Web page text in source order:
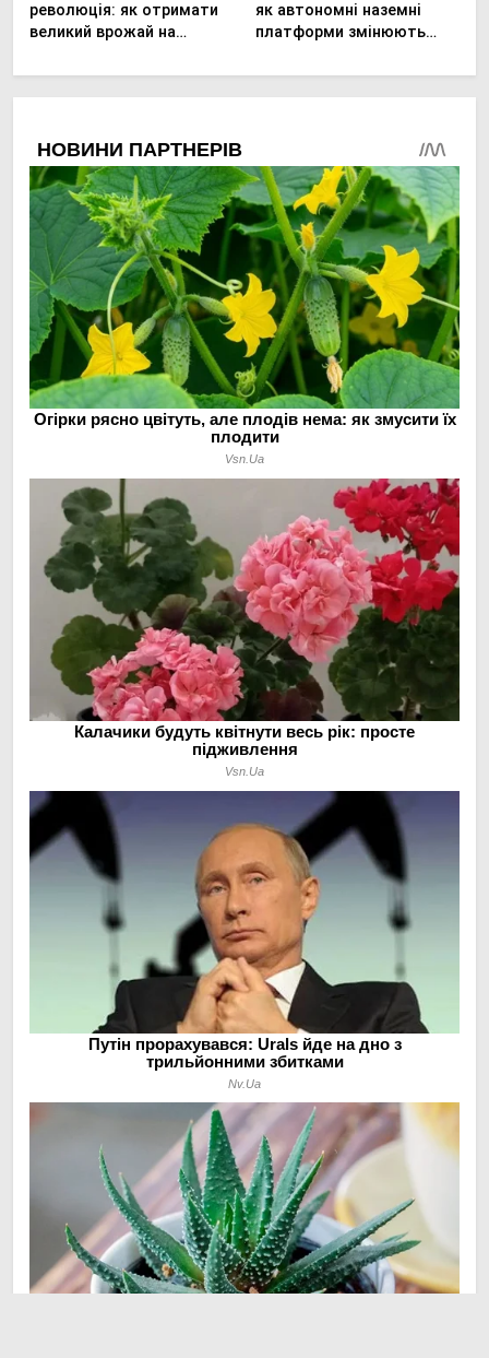
революція: як отримати
великий врожай на
як автономні наземні
платформи змінюють
овочами